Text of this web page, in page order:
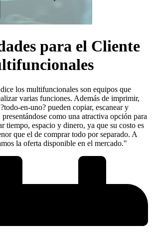
para el Cliente
los multifuncionales son equipos que
varias funciones. Además de imprimir,
en-uno? pueden copiar, escanear y
como una atractiva opción para
tiempo, espacio y dinero, ya que su costo es
que el de comprar todo por separado. A
la oferta disponible en el mercado."